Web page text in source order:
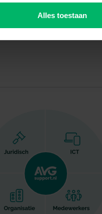
Alles toestaan
vallen steeds sneller